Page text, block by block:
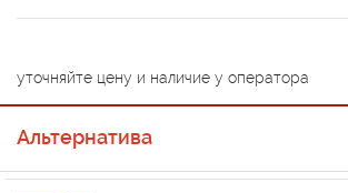
уточняйте цену и наличие у оператора
Альтернатива